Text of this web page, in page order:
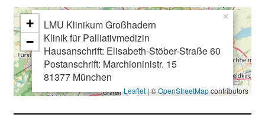
LMU Klinikum Großhadern
Klinik für Palliativmedizin
Hausanschrift: Elisabeth-Stöber-Straße 60
Postanschrift: Marchioninistr. 15
81377 München
×
+
−
Leaflet| ©OpenStreetMapcontributors